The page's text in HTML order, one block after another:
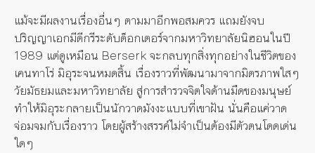
แม้จะมีผลงานเรื่องอื่นๆ ตามมาอีกพอสมควร แถมยังจบ
ปริญญาเอกมีดีกรีระดับด็อกเตอร์จากมหาวิทยาลัยนิฮอนในปี
1989 แต่ดูเหมือน Berserk จะกลบทุกสิ่งทุกอย่างในชีวิตของ
เคนทาโร่ มิอุระจนหมดสิ้น เรื่องราวที่พัฒนามาจากมิตรภาพใสๆ
วัยมัธยมและมหาวิทยาลัย สู่การสำรวจจิตใจด้านมืดของมนุษย์
ทำให้มิอุระกลายเป็นนักวาดมังงะแบบที่เขาฝัน นั่นคือแค่วาด
จ่อมจมกับเรื่องราว โดยผู้สร้างสรรค์ไม่จำเป็นต้องมีตัวตนโดดเด่น
ใดๆ